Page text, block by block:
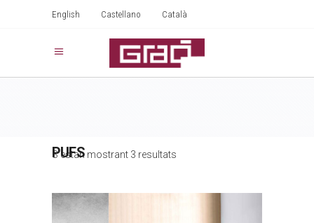
English Castellano Català
PUFS
S'estan mostrant 3 resultats